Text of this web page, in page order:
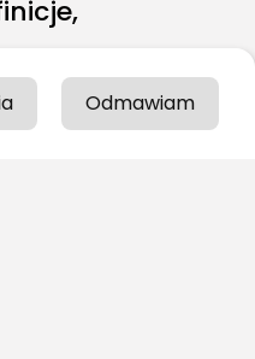
a jednocześnie
popularnych
są typy jachtów.
Odmawiam